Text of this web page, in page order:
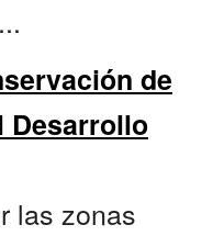
de
Desarrollo
las zonas